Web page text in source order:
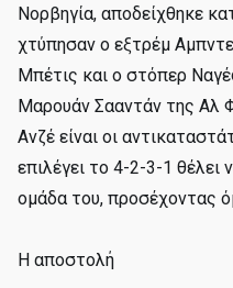
Νορβηγία, αποδείχθηκε
χτύπησαν ο εξτρέμ
Μπέτις και ο στόπερ
Μαρουάν Σααντάν της Αλ
Ανζέ είναι οι
επιλέγει το 4-2-3-1 θέλει
ομάδα του, προσέχοντας
Η αποστολή